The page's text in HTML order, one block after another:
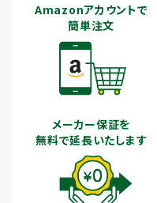
Amazonアカウントで
簡単注文
メーカー保証を
無料で延長いたします